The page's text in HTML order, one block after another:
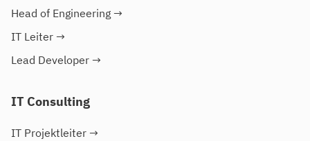
Head of Engineering →
IT Leiter →
Lead Developer →
IT Consulting
IT Projektleiter →